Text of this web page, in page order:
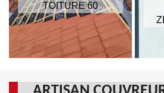
TOITURE 60